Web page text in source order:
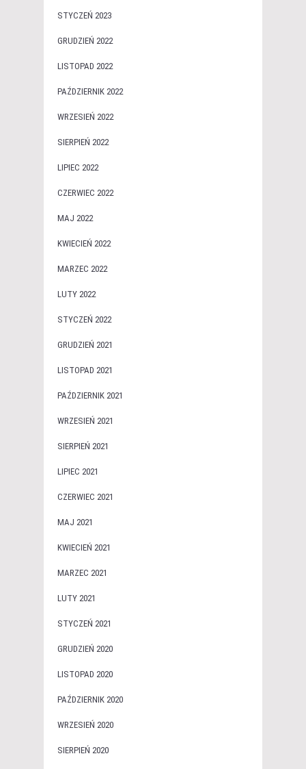
STYCZEŃ 2023
GRUDZIEŃ 2022
LISTOPAD 2022
PAŹDZIERNIK 2022
WRZESIEŃ 2022
SIERPIEŃ 2022
LIPIEC 2022
CZERWIEC 2022
MAJ 2022
KWIECIEŃ 2022
MARZEC 2022
LUTY 2022
STYCZEŃ 2022
GRUDZIEŃ 2021
LISTOPAD 2021
PAŹDZIERNIK 2021
WRZESIEŃ 2021
SIERPIEŃ 2021
LIPIEC 2021
CZERWIEC 2021
MAJ 2021
KWIECIEŃ 2021
MARZEC 2021
LUTY 2021
STYCZEŃ 2021
GRUDZIEŃ 2020
LISTOPAD 2020
PAŹDZIERNIK 2020
WRZESIEŃ 2020
SIERPIEŃ 2020